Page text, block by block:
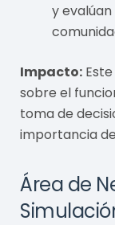
y
Impacto:
sobre el
toma de
importancia
Área de